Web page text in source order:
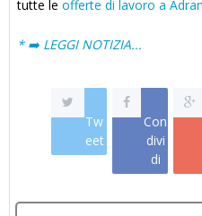
tutte le offerte di lavoro a
* ➡️ LEGGI NOTIZIA...
Tw
eet
Con
divi
di